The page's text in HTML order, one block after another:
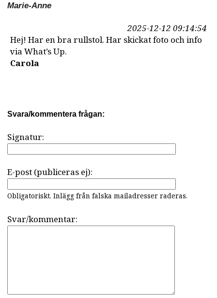
Marie-Anne
2025-12-12 09:14:54
Hej! Har en bra rullstol. Har skickat foto och info
via What’s Up.
Carola
Svara/kommentera frågan:
Signatur:
E-post (publiceras ej):
Obligatoriskt. Inlägg från falska mailadresser raderas.
Svar/kommentar: